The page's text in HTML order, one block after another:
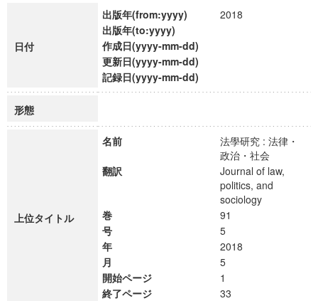
日付
出版年(from:yyyy)
2018
出版年(to:yyyy)
作成日(yyyy-mm-dd)
更新日(yyyy-mm-dd)
記録日(yyyy-mm-dd)
形態
上位タイトル
名前
法學研究 : 法律・
政治・社会
翻訳
Journal of law,
politics, and
sociology
巻
91
号
5
年
2018
月
5
開始ページ
1
終了ページ
33